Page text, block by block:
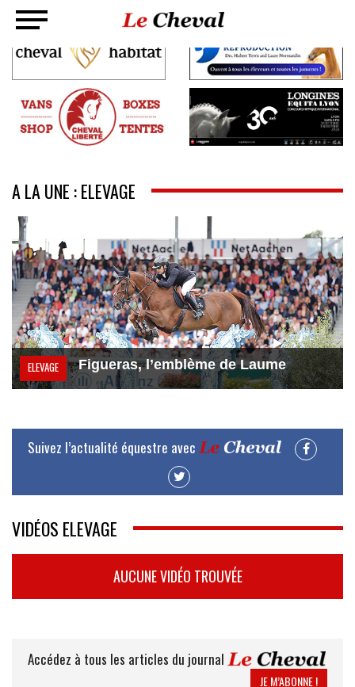
A LA UNE : ELEVAGE
ELEVAGE Figueras, l’emblème de Laume
Suivez l’actualité équestre avec
VIDÉOS ELEVAGE
AUCUNE VIDÉO TROUVÉE
Accédez à tous les articles du journal
JE M’ABONNE !